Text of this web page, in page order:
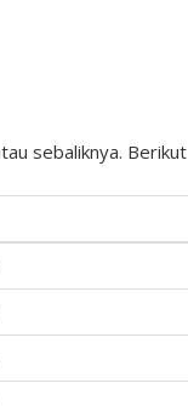
sebaliknya. Berikut